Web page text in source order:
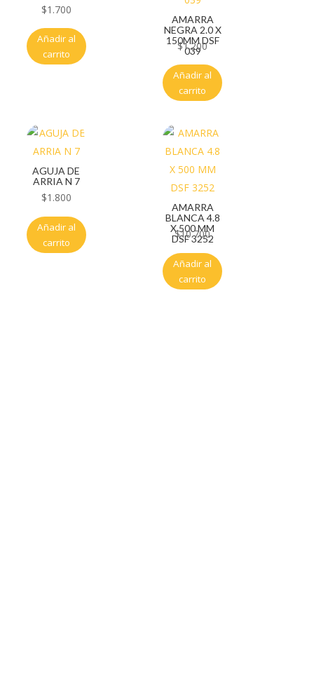
$1.700
Añadir al
carrito
AMARRA
NEGRA 2.0 X
150MM DSF
039
$1.200
Añadir al
carrito
AGUJA DE
ARRIA N 7
$1.800
Añadir al
carrito
AMARRA
BLANCA 4.8
X 500 MM
DSF 3252
$10.700
Añadir al
carrito